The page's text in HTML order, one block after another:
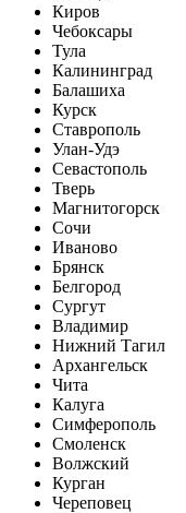
Киров
Чебоксары
Тула
Калининград
Балашиха
Курск
Ставрополь
Улан-Удэ
Севастополь
Тверь
Магнитогорск
Сочи
Иваново
Брянск
Белгород
Сургут
Владимир
Нижний Тагил
Архангельск
Чита
Калуга
Симферополь
Смоленск
Волжский
Курган
Череповец